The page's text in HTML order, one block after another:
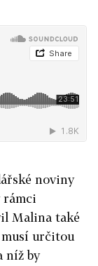
noviny
rámci
Malina také
musí určitou
níž by